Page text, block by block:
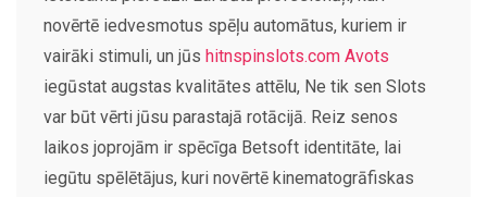
novērtē iedvesmotus spēļu automātus, kuriem ir
vairāki stimuli, un jūs hitnspinslots.com Avots
iegūstat augstas kvalitātes attēlu, Ne tik sen Slots
var būt vērti jūsu parastajā rotācijā. Reiz senos
laikos joprojām ir spēcīga Betsoft identitāte, lai
iegūtu spēlētājus, kuri novērtē kinematogrāfiskas